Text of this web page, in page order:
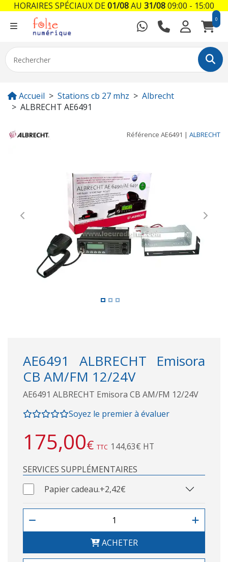
0
Accueil Stations cb 27 mhz
Albrecht
ALBRECHT AE6491
Référence AE6491 | ALBRECHT
Previous Next
AE6491 ALBRECHT Emisora
CB AM/FM 12/24V
AE6491 ALBRECHT Emisora CB AM/FM 12/24V
Soyez le premier à évaluer
175,00€ TTC 144,63€ HT
SERVICES SUPPLÉMENTAIRES
Papier cadeau.+2,42€
ACHETER
HORAIRES SPÉCIAUX DE01/08AU 31/0809:00 - 15:00